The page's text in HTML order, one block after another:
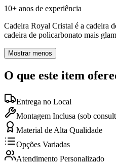
10+ anos de experiência
Cadeira Royal Cristal é a cadeira
cadeira de policarbonato mais
Mostrar menos
O que este item
Entrega no Local
Montagem Inclusa (sob
Material de Alta Qualidade
Opções Variadas
Atendimento Personalizado